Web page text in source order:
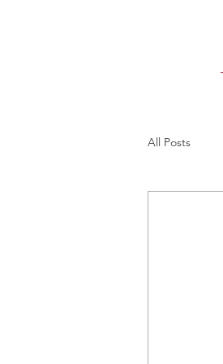
All Posts